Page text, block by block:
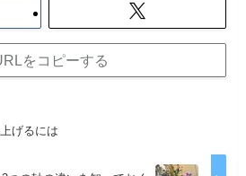
をコピーする
げるには